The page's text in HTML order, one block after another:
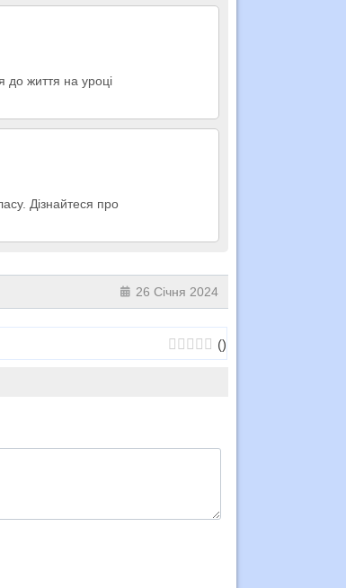
до життя на уроці
Дізнайтеся про
26 Січня 2024
()